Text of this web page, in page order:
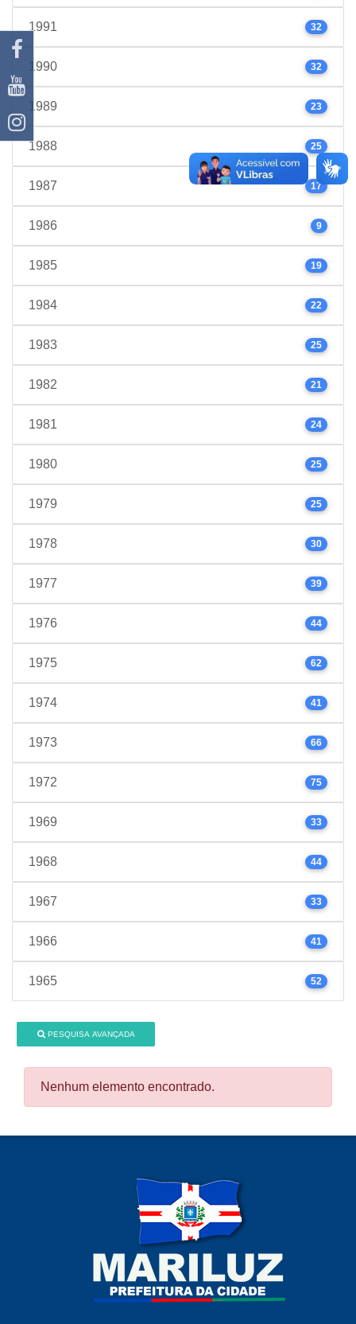
1991 32
1990 32
1989 23
1988 25
1987 17
1986 9
1985 19
1984 22
1983 25
1982 21
1981 24
1980 25
1979 25
1978 30
1977 39
1976 44
1975 62
1974 41
1973 66
1972 75
1969 33
1968 44
1967 33
1966 41
1965 52
PESQUISA AVANÇADA
Nenhum elemento encontrado.